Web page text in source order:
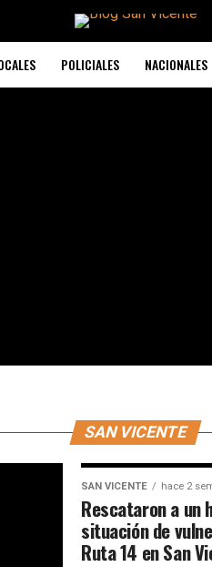
POLICIALES NACIONALES
SAN VICENTE
SAN VICENTE hace 2
Rescataron a un
situación de
Ruta 14 en San